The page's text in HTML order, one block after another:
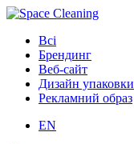
Всі
Брендинг
Веб-сайт
Дизайн упаковки
Рекламний образ
EN